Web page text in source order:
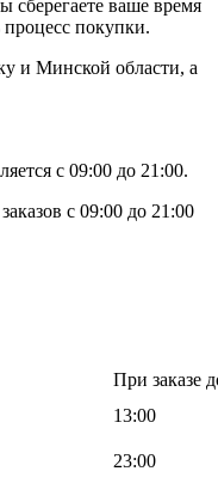
сберегаете ваше время
покупки.
и Минской области, а
с 09:00 до 21:00.
с 09:00 до 21:00
При заказе
13:00
23:00